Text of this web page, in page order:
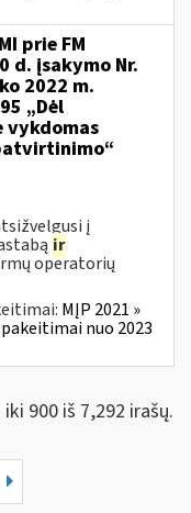
prie FM
d. įsakymo Nr.
2022 m.
„Dėl
į
ir
operatorių
MĮP 2021 »
nuo 2023
900 iš 7,292 irašų.